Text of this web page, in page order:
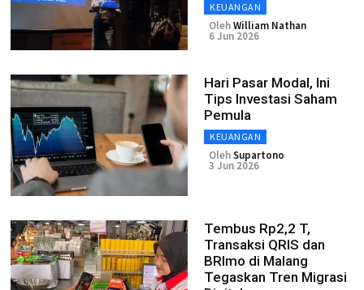
KEUANGAN
OlehWilliam Nathan
6 Jun 2026
Hari Pasar Modal, Ini
Tips Investasi Saham
Pemula
KEUANGAN
OlehSupartono
3 Jun 2026
Tembus Rp2,2 T,
Transaksi QRIS dan
BRImo di Malang
Tegaskan Tren Migrasi